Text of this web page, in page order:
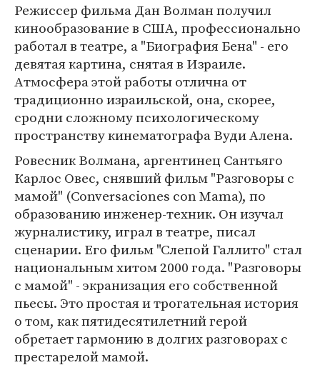
Режиссер фильма Дан Волман получил
кинообразование в США, профессионально
работал в театре, а "Биография Бена" - его
девятая картина, снятая в Израиле.
Атмосфера этой работы отлична от
традиционно израильской, она, скорее,
сродни сложному психологическому
пространству кинематографа Вуди Алена.
Ровесник Волмана, аргентинец Сантьяго
Карлос Овес, снявший фильм "Разговоры с
мамой" (Conversaciones con Mama), по
образованию инженер-техник. Он изучал
журналистику, играл в театре, писал
сценарии. Его фильм "Слепой Галлито" стал
национальным хитом 2000 года. "Разговоры
с мамой" - экранизация его собственной
пьесы. Это простая и трогательная история
о том, как пятидесятилетний герой
обретает гармонию в долгих разговорах с
престарелой мамой.